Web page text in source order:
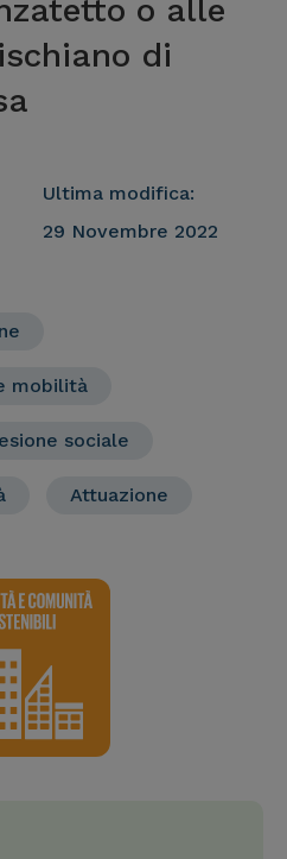
o alle
di
Ultima modifica:
29 Novembre 2022
mobilità
sociale
Attuazione